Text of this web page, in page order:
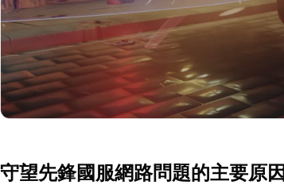
守望先鋒國服網路問題的主要原因